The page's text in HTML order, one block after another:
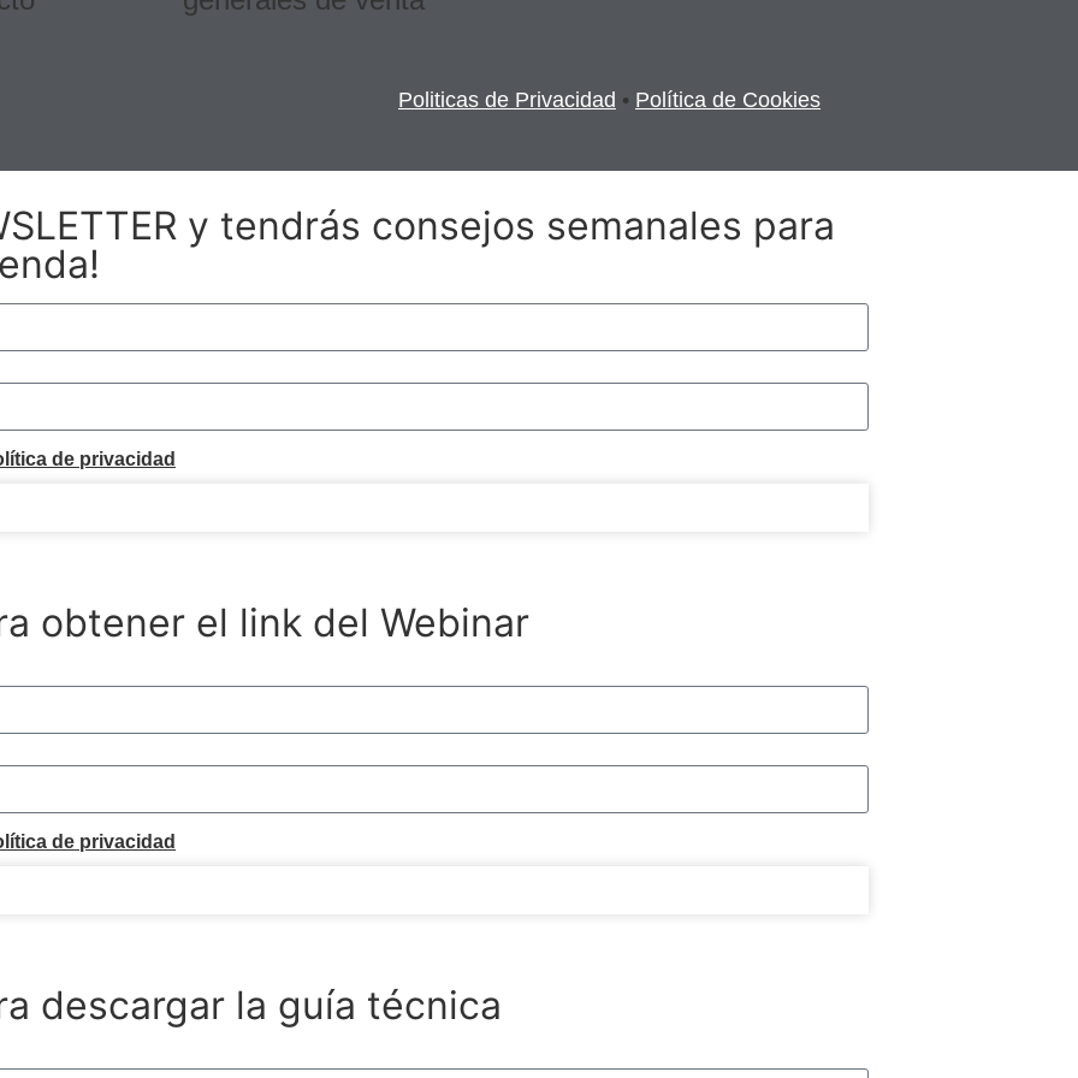
Politicas de Privacidad • Política de Cookies
y tendrás consejos semanales para
de privacidad
obtener el link del Webinar
de privacidad
descargar la guía técnica